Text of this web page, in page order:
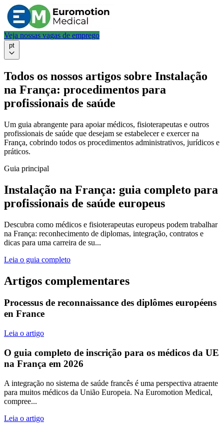
Veja nossas vagas de emprego
pt
Todos os nossos artigos sobre Instalação
na França: procedimentos para
profissionais de saúde
Um guia abrangente para apoiar médicos, fisioterapeutas e outros
profissionais de saúde que desejam se estabelecer e exercer na
França, cobrindo todos os procedimentos administrativos, jurídicos e
práticos.
Guia principal
Instalação na França: guia completo para
profissionais de saúde europeus
Descubra como médicos e fisioterapeutas europeus podem trabalhar
na França: reconhecimento de diplomas, integração, contratos e
dicas para uma carreira de su...
Leia o guia completo
Artigos complementares
Processus de reconnaissance des diplômes européens
en France
Leia o artigo
O guia completo de inscrição para os médicos da UE
na França em 2026
A integração no sistema de saúde francês é uma perspectiva atraente
para muitos médicos da União Europeia. Na Euromotion Medical,
compree...
Leia o artigo